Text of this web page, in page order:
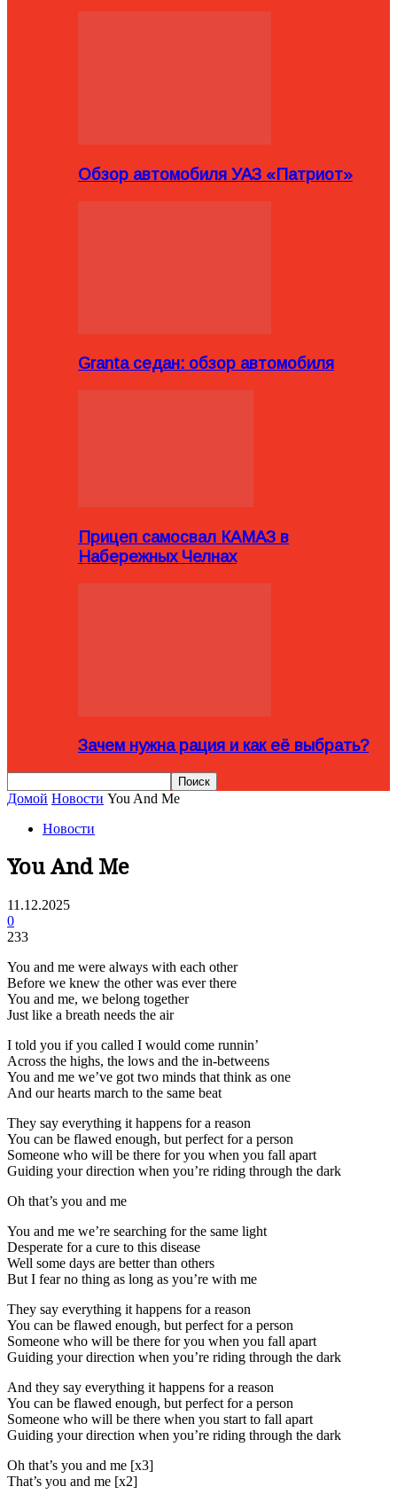
Обзор автомобиля УАЗ «Патриот»
Granta седан: обзор автомобиля
Прицеп самосвал КАМАЗ в
Набережных Челнах
Зачем нужна рация и как её выбрать?
Домой Новости You And Me
Новости
You And Me
11.12.2025
0
233
You and me were always with each other
Before we knew the other was ever there
You and me, we belong together
Just like a breath needs the air
I told you if you called I would come runnin’
Across the highs, the lows and the in-betweens
You and me we’ve got two minds that think as one
And our hearts march to the same beat
They say everything it happens for a reason
You can be flawed enough, but perfect for a person
Someone who will be there for you when you fall apart
Guiding your direction when you’re riding through the dark
Oh that’s you and me
You and me we’re searching for the same light
Desperate for a cure to this disease
Well some days are better than others
But I fear no thing as long as you’re with me
They say everything it happens for a reason
You can be flawed enough, but perfect for a person
Someone who will be there for you when you fall apart
Guiding your direction when you’re riding through the dark
And they say everything it happens for a reason
You can be flawed enough, but perfect for a person
Someone who will be there when you start to fall apart
Guiding your direction when you’re riding through the dark
Oh that’s you and me [x3]
That’s you and me [x2]